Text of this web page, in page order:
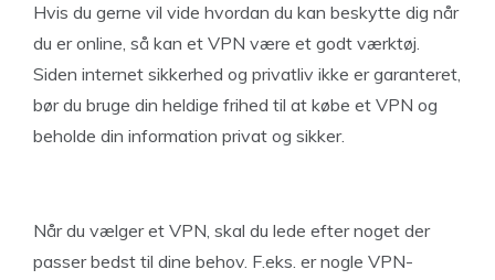
Hvis du gerne vil vide hvordan du kan beskytte dig når
du er online, så kan et VPN være et godt værktøj.
Siden internet sikkerhed og privatliv ikke er garanteret,
bør du bruge din heldige frihed til at købe et VPN og
beholde din information privat og sikker.
Når du vælger et VPN, skal du lede efter noget der
passer bedst til dine behov. F.eks. er nogle VPN-